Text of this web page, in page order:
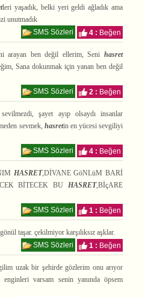
leri yaşadık, belki yeri geldi ağladık ama
unutmadık
SMS Sözleri
4 : Beğen
arayan ben değil ellerim, Seni hasret
Sana dokunmak için yanan ben değil
SMS Sözleri
2 : Beğen
şayet ayıp olsaydı insanlar
sevmek, hasretin en yücesi sevgiliyi
SMS Sözleri
4 : Beğen
HASRET,DİVANE GöNLüM BARİ
BİTECEK BU HASRET,BİçARE
SMS Sözleri
1 : Beğen
taşar. çekilmiyor karşılıksız aşklar.
SMS Sözleri
1 : Beğen
uzak bir şehirde gözlerim onu arıyor
varsam senin yanında öpsem